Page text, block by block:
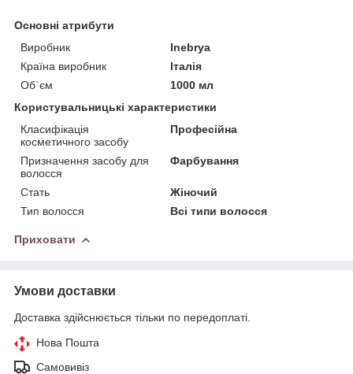
Основні атрибути
Виробник
Inebrya
Країна виробник
Італія
Об`єм
1000 мл
Користувальницькі характеристики
Класифікація
косметичного засобу
Професійна
Призначення засобу для
волосся
Фарбування
Стать
Жіночий
Тип волосся
Всі типи волосся
Приховати
Умови доставки
Доставка здійснюється тільки по передоплаті.
Нова Пошта
Самовивіз